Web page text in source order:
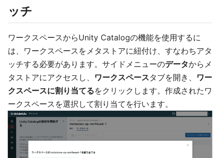
ッチ
ワークスペースからUnity Catalogの機能を使用するに
は、ワークスペースをメタストアに紐付け、すなわちアタ
ッチする必要があります。サイドメニューのデータからメ
タストアにアクセスし、 ワークスペースタブを開き、 ワー
クスペースに割り当てるをクリックします。作成されたワ
ークスペースを選択して割り当てを行います。